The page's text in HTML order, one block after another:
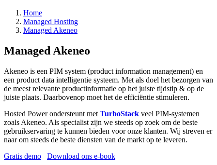
Home
Managed Hosting
Managed Akeneo
Managed Akeneo
Akeneo is een PIM system (product information management) en
een product data intelligentie systeem. Met als doel het bezorgen van
de meest relevante productinformatie op het juiste tijdstip & op de
juiste plaats. Daarbovenop moet het de efficiëntie stimuleren.
Hosted Power ondersteunt met TurboStack veel PIM-systemen
zoals Akeneo. Als specialist zijn we steeds op zoek om de beste
gebruikservaring te kunnen bieden voor onze klanten. Wij streven er
naar om steeds de beste diensten van de markt op te leveren.
Gratis demo
Download ons e-book